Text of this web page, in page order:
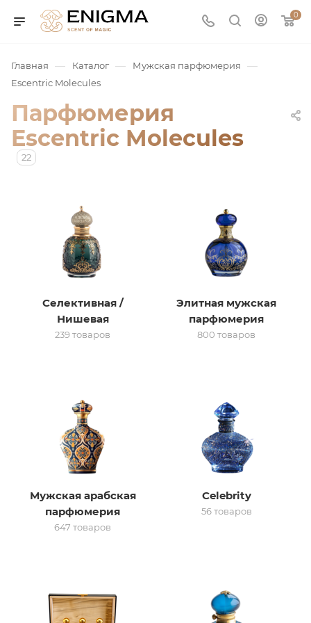
0
сертификат
Главная — Каталог — Мужская парфюмерия —
Escentric Molecules
Парфюмерия
Escentric Molecules
22
Селективная /
Нишевая
239 товаров
Элитная мужская
парфюмерия
800 товаров
Мужская арабская
парфюмерия
647 товаров
Celebrity
56 товаров